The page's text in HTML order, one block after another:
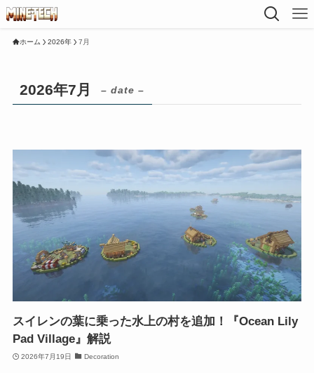
ホーム 2026年 7月
2026年7月 – date –
スイレンの葉に乗った水上の村を追加！『Ocean Lily
Pad Village』解説
2026年7月19日 Decoration